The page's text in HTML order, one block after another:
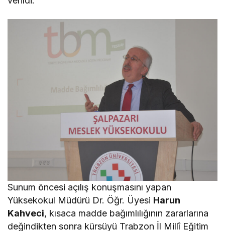
Sunum öncesi açılış konuşmasını yapan
Yüksekokul Müdürü Dr. Öğr. Üyesi Harun
Kahveci, kısaca madde bağımlılığının zararlarına
değindikten sonra kürsüyü Trabzon İl Millî Eğitim